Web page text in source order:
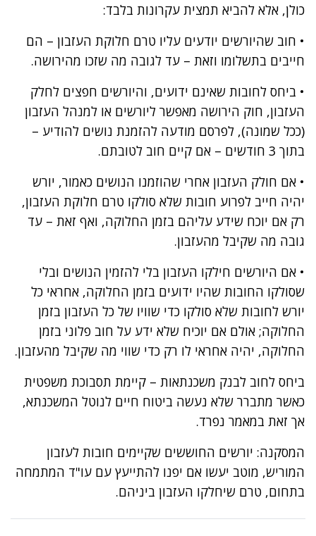
כולן, אלא להביא תמצית עקרונות בלבד:
• חוב שהיורשים יודעים עליו טרם חלוקת העזבון – הם
חייבים בתשלומו וזאת – עד לגובה מה שזכו מהירושה.
• ביחס לחובות שאינם ידועים, והיורשים חפצים לחלק
העזבון, חוק הירושה מאפשר ליורשים או למנהל העזבון
(ככל שמונה), לפרסם מודעה להזמנת נושים להודיע –
בתוך 3 חודשים – אם קיים חוב לטובתם.
• אם חולק העזבון אחרי שהוזמנו הנושים כאמור, יורש
יהיה חייב לפרוע חובות שלא סולקו טרם חלוקת העזבון,
רק אם יוכח שידע עליהם בזמן החלוקה, ואף זאת – עד
גובה מה שקיבל מהעזבון.
• אם היורשים חילקו העזבון בלי להזמין הנושים ובלי
שסולקו החובות שהיו ידועים בזמן החלוקה, אחראי כל
יורש לחובות שלא סולקו כדי שוויו של כל העזבון בזמן
החלוקה; אולם אם יוכיח שלא ידע על חוב פלוני בזמן
החלוקה, יהיה אחראי לו רק כדי שווי מה שקיבל מהעזבון.
ביחס לחוב לבנק משכנתאות – קיימת תסבוכת משפטית
כאשר מתברר שלא נעשה ביטוח חיים לנוטל המשכנתא,
אך זאת במאמר נפרד.
המסקנה: יורשים החוששים שקיימים חובות לעזבון
המוריש, מוטב יעשו אם יפנו להתייעץ עם עו"ד המתמחה
בתחום, טרם שיחלקו העזבון ביניהם.